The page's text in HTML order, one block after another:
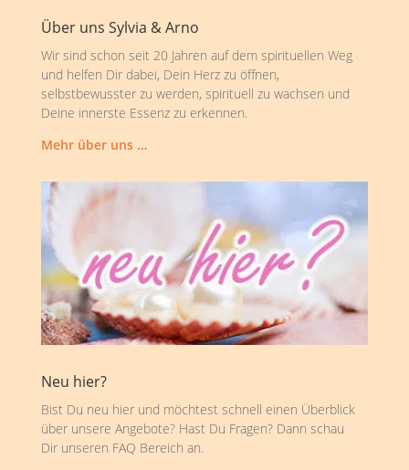
Über uns Sylvia & Arno
Wir sind schon seit 20 Jahren auf dem spirituellen Weg
und helfen Dir dabei, Dein Herz zu öffnen,
selbstbewusster zu werden, spirituell zu wachsen und
Deine innerste Essenz zu erkennen.
Mehr über uns …
Neu hier?
Bist Du neu hier und möchtest schnell einen Überblick
über unsere Angebote? Hast Du Fragen? Dann schau
Dir unseren FAQ Bereich an.